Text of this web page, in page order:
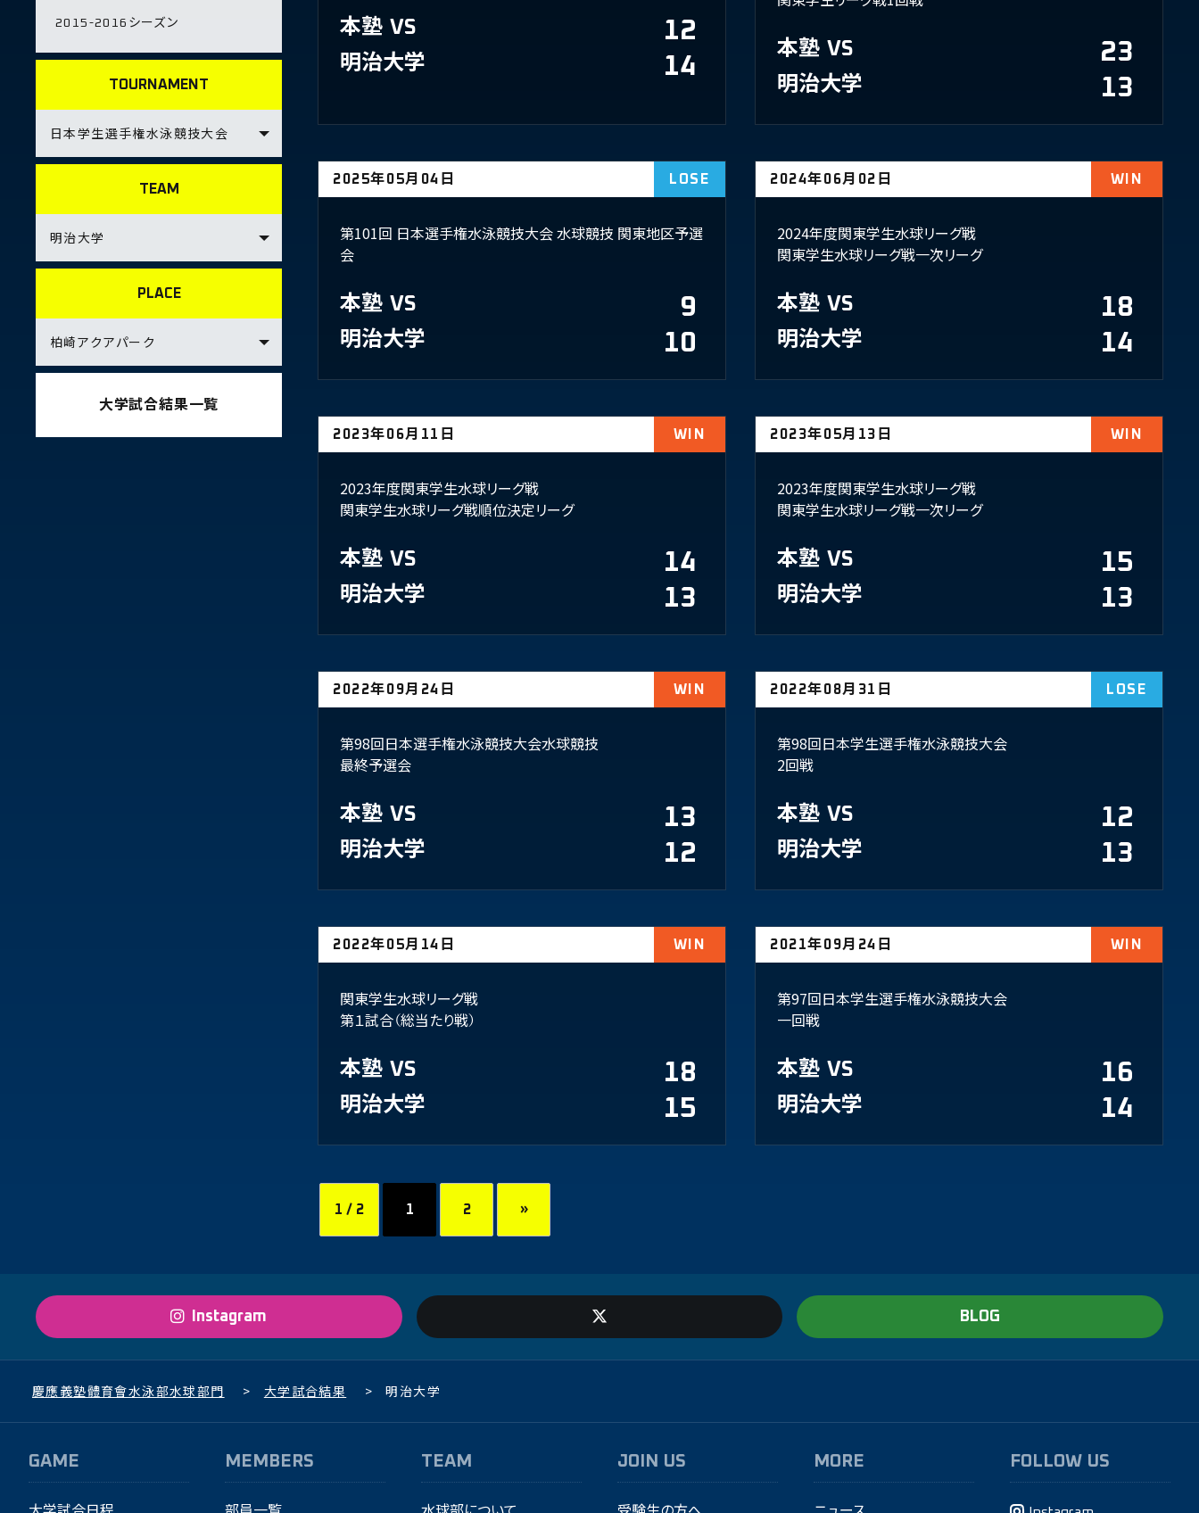
本塾 VS 12
明治大学 14
本塾 VS 23
明治大学 13
2025年05月04日 LOSE
第101回 日本選手権水泳競技大会 水球競技 関東地区予選
会
本塾 VS 9
明治大学 10
2024年06月02日 WIN
2024年度関東学生水球リーグ戦
関東学生水球リーグ戦一次リーグ
本塾 VS 18
明治大学 14
2023年06月11日 WIN
2023年度関東学生水球リーグ戦
関東学生水球リーグ戦順位決定リーグ
本塾 VS 14
明治大学 13
2023年05月13日 WIN
2023年度関東学生水球リーグ戦
関東学生水球リーグ戦一次リーグ
本塾 VS 15
明治大学 13
2022年09月24日 WIN
第98回日本選手権水泳競技大会水球競技
最終予選会
本塾 VS 13
明治大学 12
2022年08月31日 LOSE
第98回日本学生選手権水泳競技大会
2回戦
本塾 VS 12
明治大学 13
2022年05月14日 WIN
関東学生水球リーグ戦
第１試合（総当たり戦）
本塾 VS 18
明治大学 15
2021年09月24日 WIN
第97回日本学生選手権水泳競技大会
一回戦
本塾 VS 16
明治大学 14
1 / 2 1 2 »
2015-2016シーズン
TOURNAMENT
TEAM
PLACE
大学試合結果一覧
Instagram BLOG
慶應義塾體育會水泳部水球部門 > 大学試合結果 > 明治大学
GAME MEMBERS TEAM JOIN US MORE FOLLOW US